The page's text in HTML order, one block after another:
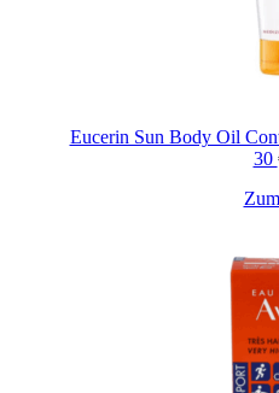
Eucerin Sun Body Oil
30